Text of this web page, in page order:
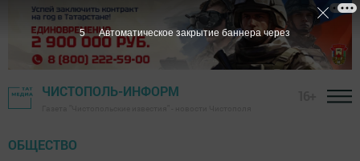
ЧИСТОПОЛЬ-ИНФОРМ
ОБЩЕСТВО
4 Автоматическое закрытие баннера через